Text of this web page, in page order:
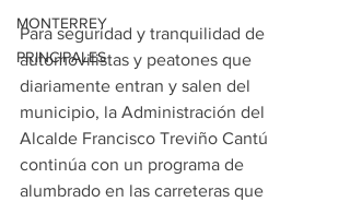
MONTERREY
PRINCIPALES
Para seguridad y tranquilidad de
automovilistas y peatones que
diariamente entran y salen del
municipio, la Administración del
Alcalde Francisco Treviño Cantú
continúa con un programa de
alumbrado en las carreteras que